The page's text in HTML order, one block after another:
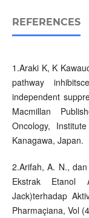
REFERENCES
1.Araki K, K
pathway
independent
Macmillan
Oncology,
Kanagawa, Japan.
2.Arifah, A. N.,
Ekstrak Etanol
Jack)terhadap
Pharmaçiana, Vol